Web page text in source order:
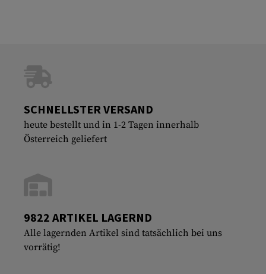
SCHNELLSTER VERSAND
heute bestellt und in 1-2 Tagen innerhalb
Österreich geliefert
9822 ARTIKEL LAGERND
Alle lagernden Artikel sind tatsächlich bei uns
vorrätig!